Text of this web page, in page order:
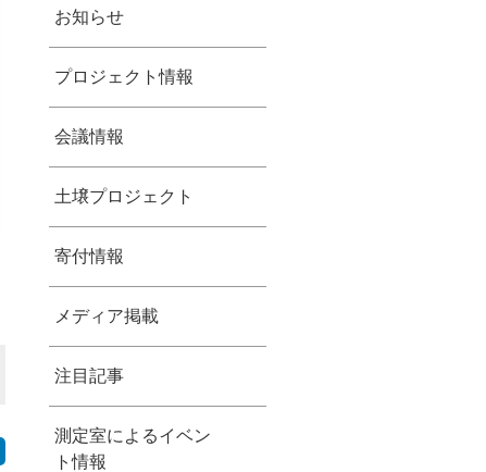
お知らせ
プロジェクト情報
会議情報
土壌プロジェクト
寄付情報
メディア掲載
注目記事
測定室によるイベン
ト情報